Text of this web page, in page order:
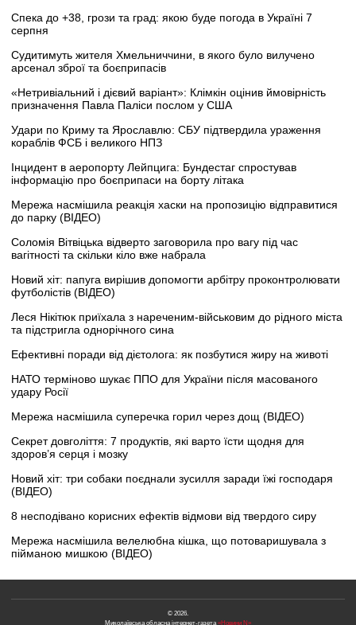
Спека до +38, грози та град: якою буде погода в Україні 7
серпня
Судитимуть жителя Хмельниччини, в якого було вилучено
арсенал зброї та боєприпасів
«Нетривіальний і дієвий варіант»: Клімкін оцінив ймовірність
призначення Павла Паліси послом у США
Удари по Криму та Ярославлю: СБУ підтвердила ураження
кораблів ФСБ і великого НПЗ
Інцидент в аеропорту Лейпцига: Бундестаг спростував
інформацію про боєприпаси на борту літака
Мережа насмішила реакція хаски на пропозицію відправитися
до парку (ВІДЕО)
Соломія Вітвіцька відверто заговорила про вагу під час
вагітності та скільки кіло вже набрала
Новий хіт: папуга вирішив допомогти арбітру проконтролювати
футболістів (ВІДЕО)
Леся Нікітюк приїхала з нареченим-військовим до рідного міста
та підстригла однорічного сина
Ефективні поради від дієтолога: як позбутися жиру на животі
НАТО терміново шукає ППО для України після масованого
удару Росії
Мережа насмішила суперечка горил через дощ (ВІДЕО)
Секрет довголіття: 7 продуктів, які варто їсти щодня для
здоров’я серця і мозку
Новий хіт: три собаки поєднали зусилля заради їжі господаря
(ВІДЕО)
8 несподівано корисних ефектів відмови від твердого сиру
Мережа насмішила велелюбна кішка, що потоваришувала з
пійманою мишкою (ВІДЕО)
© 2026.
Миколаївська обласна інтернет-газета «Новини N»